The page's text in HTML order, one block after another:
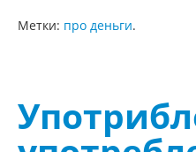
Метки: про деньги.